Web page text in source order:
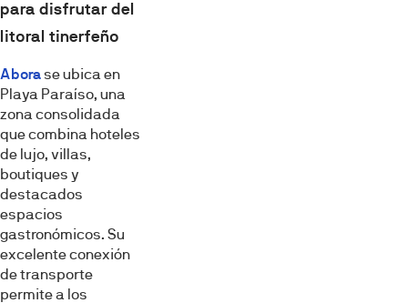
para disfrutar del
litoral tinerfeño
Aborase ubica en
Playa Paraíso, una
zona consolidada
que combina hoteles
de lujo, villas,
boutiques y
destacados
espacios
gastronómicos. Su
excelente conexión
de transporte
permite a los